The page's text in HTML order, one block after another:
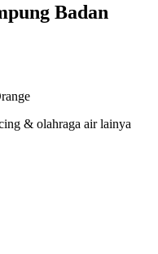
Badan
& olahraga air lainya